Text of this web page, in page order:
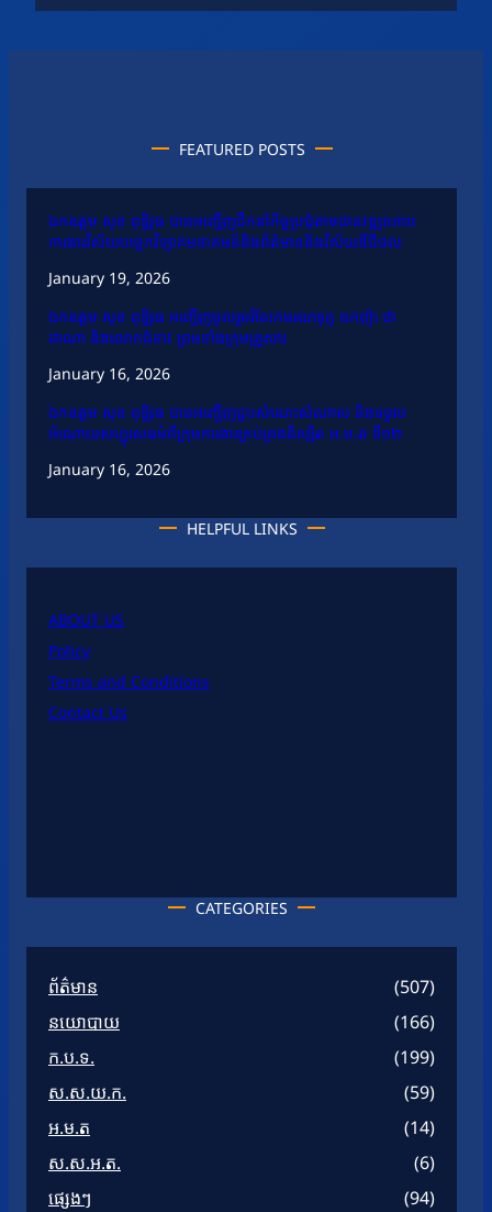
FEATURED POSTS
ឯកឧត្តម សុខ ពុទ្ធិវុធ បានអញ្ជើញដឹកនាំកិច្ចប្រជុំតាមដានវឌ្ឍនភាព
ការងារវិស័យបច្ចេកវិទ្យាគមនាគមន៍និងព័ត៌មាននិងវិស័យឌីជីថល
January 19, 2026
ឯកឧត្តម សុខ ពុទ្ធិវុធ អញ្ជើញចូលរួមរំលែកមរណទុក្ខ ឧកញ៉ា ជា
ដាណា និងលោកជំទាវ ព្រមទាំងក្រុមគ្រួសារ
January 16, 2026
ឯកឧត្តម សុខ ពុទ្ធិវុធ បានអញ្ជើញជួបសំណេះសំណាល និងទទួល
អំណោយសប្បុរសធម៌ពីក្រុមការងារគ្រប់គ្រងនិស្សិត អ.ម.ត ទី១២
January 16, 2026
HELPFUL LINKS
ABOUT US
Policy
Terms and Conditions
Contact Us
CATEGORIES
ព័ត៌មាន
(507)
នយោបាយ
(166)
ក.ប.ទ.
(199)
ស.ស.យ.ក.
(59)
អ.ម.ត
(14)
ស.ស.អ.ត.
(6)
ផ្សេងៗ
(94)